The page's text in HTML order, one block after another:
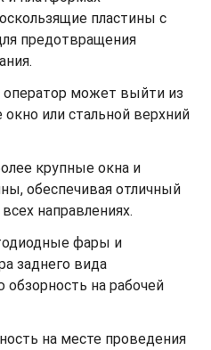
пластины с
предотвращения
оператор может выйти из
или стальной верхний
крупные окна и
обеспечивая отличный
направлениях.
фары и
заднего вида
на рабочей
на месте проведения